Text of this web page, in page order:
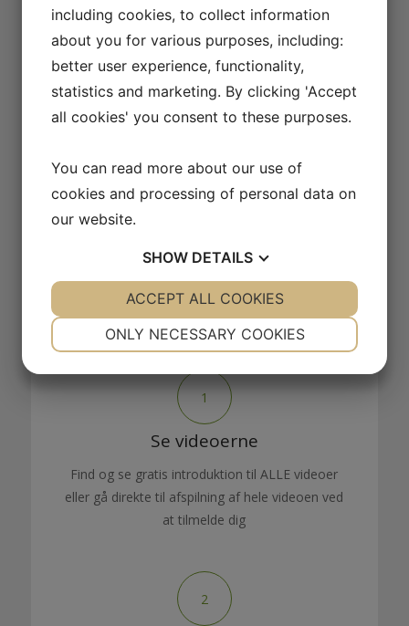
AFSPIL VIDEO
16/17
Cathrine Dufour – lær hesten at stå lige i paraden
AFSPIL VIDEO
AFSPIL VIDEO
Sådan virker vores side
1
Se videoerne
Find og se gratis introduktion til ALLE videoer
eller gå direkte til afspilning af hele videoen ved
at tilmelde dig
2
including cookies, to collect information
about you for various purposes, including:
better user experience, functionality,
statistics and marketing. By clicking 'Accept
all cookies' you consent to these purposes.
You can read more about our use of
cookies and processing of personal data on
our website.
SHOW DETAILS
YES NO YES NO
YES NO YES NO
ONLY NECESSARY COOKIES
ACCEPT ALL COOKIES